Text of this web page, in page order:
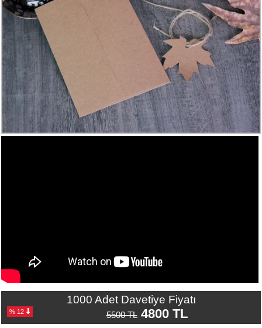
Papatyalı
Davetiye
Modelleri
Dini
Düğün
Davetiyeler
yeni
Numune
Talebi
(ücretsiz)
Davetiye
Biz
İletişim
1000 Adet Davetiye Fiyatı
% 12 5500 TL4800 TL